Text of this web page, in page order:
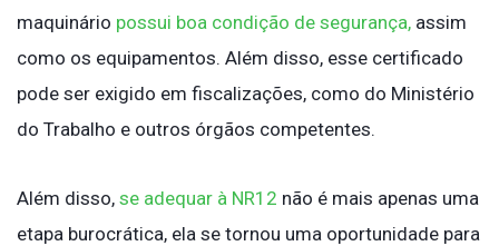
maquinário possui boa condição de segurança, assim
como os equipamentos. Além disso, esse certificado
pode ser exigido em fiscalizações, como do Ministério
do Trabalho e outros órgãos competentes.
Além disso, se adequar à NR12 não é mais apenas uma
etapa burocrática, ela se tornou uma oportunidade para